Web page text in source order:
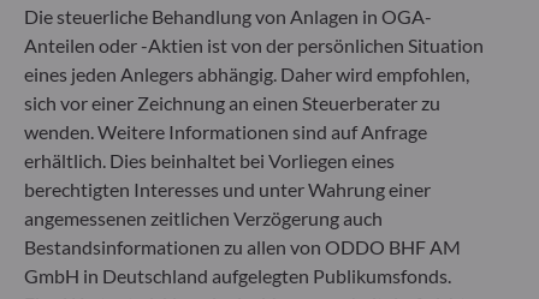
6, rue Gabriel Lippmann
L-5365 Munsbach
Luxemburg
+352 45 76 76 245
Von der Luxemburger Commission de Surveillance du
Secteur Financier (CSSF) zugelassene
Fondsverwaltungsgesellschaft, Handelsregisternummer: B
29891
Mitteilung zu EU-Sanktionen gegen Russland
Die steuerliche Behandlung von Anlagen in OGA-
Anteilen oder -Aktien ist von der persönlichen Situation
eines jeden Anlegers abhängig. Daher wird empfohlen,
sich vor einer Zeichnung an einen Steuerberater zu
wenden. Weitere Informationen sind auf Anfrage
erhältlich. Dies beinhaltet bei Vorliegen eines
berechtigten Interesses und unter Wahrung einer
angemessenen zeitlichen Verzögerung auch
Bestandsinformationen zu allen von ODDO BHF AM
GmbH in Deutschland aufgelegten Publikumsfonds.